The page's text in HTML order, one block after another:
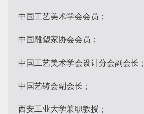
中国工艺美术学会会员；
中国雕塑家协会会员；
中国工艺美术学会设计分会副会长；
中国艺铸会副会长；
西安工业大学兼职教授；